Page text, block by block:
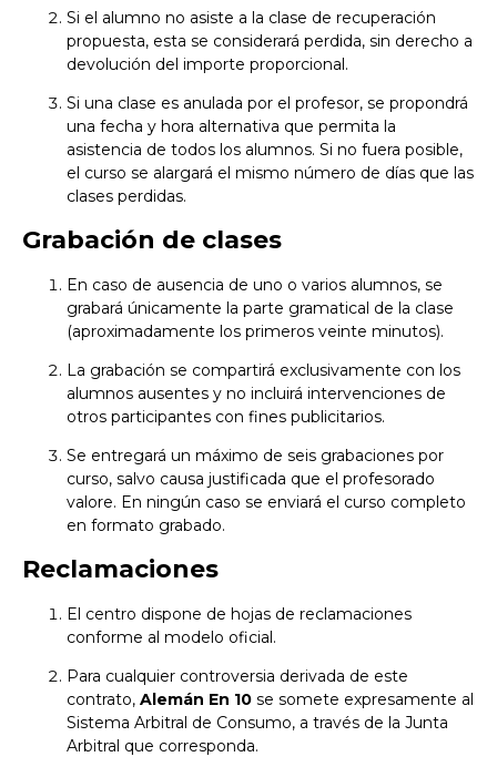
Si el alumno no asiste a la clase de recuperación
propuesta, esta se considerará perdida, sin derecho a
devolución del importe proporcional.
Si una clase es anulada por el profesor, se propondrá
una fecha y hora alternativa que permita la
asistencia de todos los alumnos. Si no fuera posible,
el curso se alargará el mismo número de días que las
clases perdidas.
Grabación de clases
En caso de ausencia de uno o varios alumnos, se
grabará únicamente la parte gramatical de la clase
(aproximadamente los primeros veinte minutos).
La grabación se compartirá exclusivamente con los
alumnos ausentes y no incluirá intervenciones de
otros participantes con fines publicitarios.
Se entregará un máximo de seis grabaciones por
curso, salvo causa justificada que el profesorado
valore. En ningún caso se enviará el curso completo
en formato grabado.
Reclamaciones
El centro dispone de hojas de reclamaciones
conforme al modelo oficial.
Para cualquier controversia derivada de este
contrato, Alemán En 10 se somete expresamente al
Sistema Arbitral de Consumo, a través de la Junta
Arbitral que corresponda.